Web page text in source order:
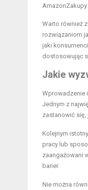
Amazon
Warto również
rozwiązaniom
jaki
dostosowując
Jakie
Wprowadzenie
Jednym z
zastanowić się,
Kolejnym
pracy lub
zaangażowani
barier.
Nie można